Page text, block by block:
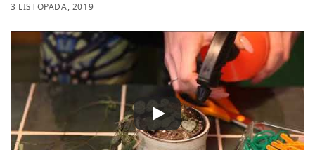
3 LISTOPADA, 2019